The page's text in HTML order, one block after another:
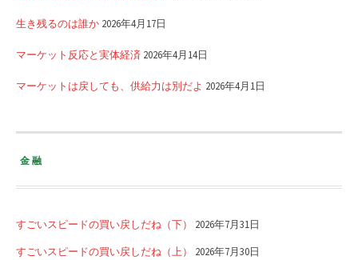
生き残るのは誰か 2026年4月17日
マーケット反応と実体経済 2026年4月14日
マーケットは戻しても、供給力は別だよ 2026年4月1日
金融
すごいスピードの買い戻しだね（下） 2026年7月31日
すごいスピードの買い戻しだね（上） 2026年7月30日